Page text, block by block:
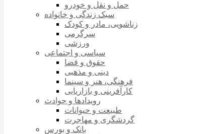
حمل و نقل و خودرو
سبک زندگی و خانواده
زناشویی، مادر و کودک
سرگرمی
ورزشی
سیاسی و اجتماعی
حقوق و قضا
دینی و مذهبی
فرهنگی، هنر و سینما
کارآفرینی و بازاریابی
رویدادها و حوادث
طبیعت و حیوانات
گردشگری و مهاجرت
بانک و بورس